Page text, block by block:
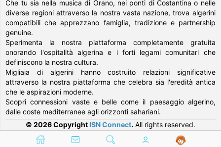
Che tu sia nella musica di Orano, nei ponti di Costantina o nelle
diverse regioni attraverso la nostra vasta nazione, trova algerini
compatibili che apprezzano famiglia, tradizione e partnership
genuine.
Sperimenta la nostra piattaforma completamente gratuita
onorando l'ospitalità algerina e i forti legami comunitari che
definiscono la nostra cultura.
Migliaia di algerini hanno costruito relazioni significative
attraverso la nostra piattaforma che celebra sia l'eredità antica
che le aspirazioni moderne.
Scopri connessioni vaste e belle come il paesaggio algerino,
dalle coste mediterranee agli orizzonti sahariani.
© 2026 Copyright ISN Connect. All rights reserved.